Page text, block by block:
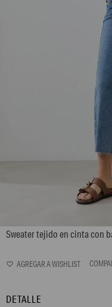
Sweater tejido en cinta con
DETALLE